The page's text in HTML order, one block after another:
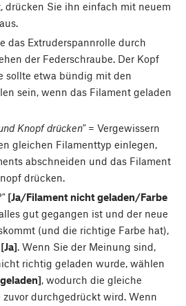
drücken Sie ihn einfach mit neuem
das Extruderspannrolle durch
der Federschraube. Der Kopf
sollte etwa bündig mit den
sein, wenn das Filament geladen
Knopf drücken"= Vergewissern
gleichen Filamenttyp einlegen,
abschneiden und das Filament
drücken.
[Ja/Filament nicht geladen/Farbe
gut gegangen ist und der neue
(und die richtige Farbe hat),
[Ja]. Wenn Sie der Meinung sind,
richtig geladen wurde, wählen
, wodurch die gleiche
durchgedrückt wird. Wenn